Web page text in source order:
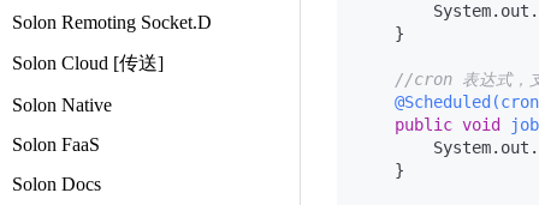
Solon Remoting Socket.D
Solon Cloud [传送]
Solon Native
Solon FaaS
Solon Docs
    }
//cron 表达式，
public void
    }